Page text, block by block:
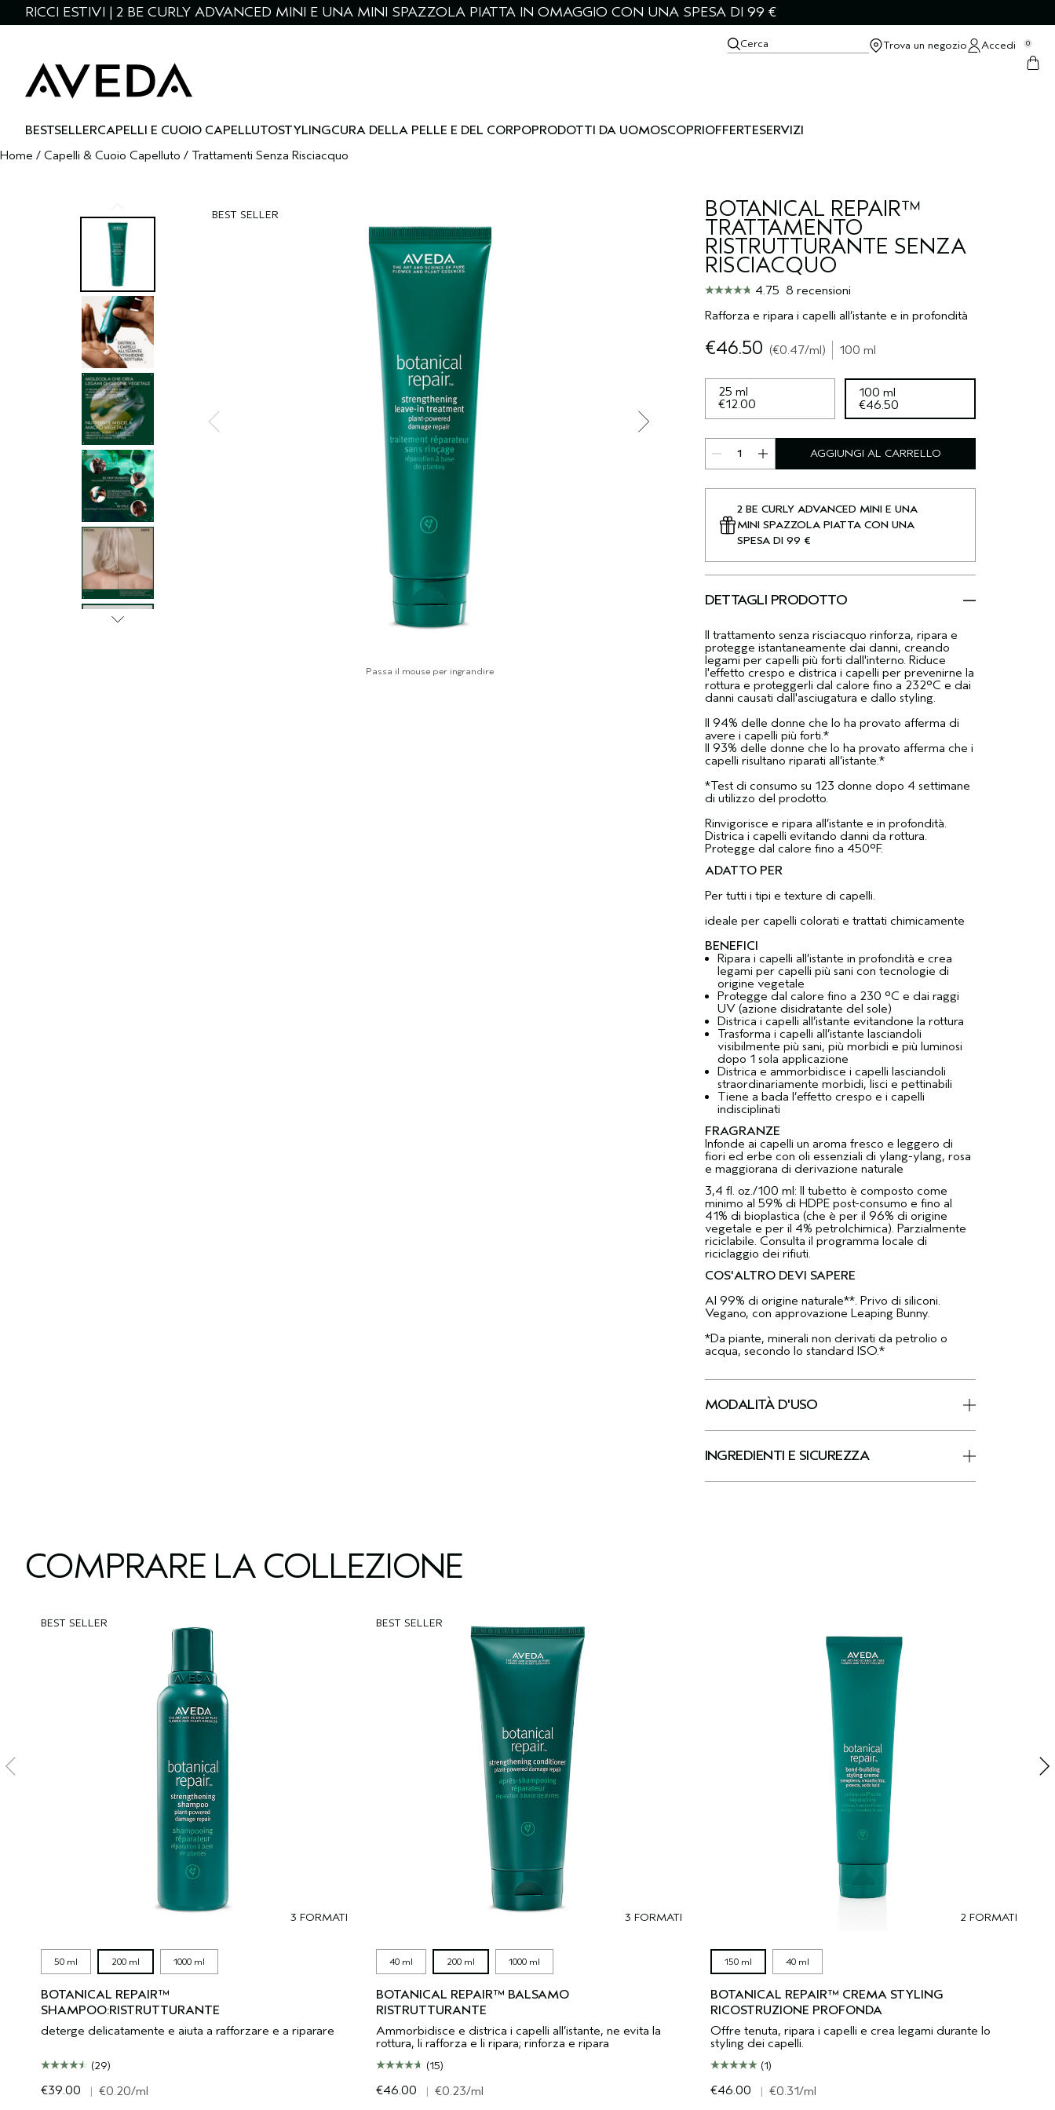
RICCI ESTIVI | 2 BE CURLY ADVANCED MINI E UNA MINI SPAZZOLA PIATTA IN OMAGGIO CON UNA SPESA DI 99 €
Cerca Trova un negozio Accedi 0
BESTSELLERCAPELLI E CUOIO CAPELLUTOSTYLINGCURA DELLA PELLE E DEL CORPOPRODOTTI DA UOMOSCOPRIOFFERTESERVIZI
Home / Capelli & Cuoio Capelluto / Trattamenti Senza Risciacquo
BOTANICAL REPAIR™
TRATTAMENTO
RISTRUTTURANTE SENZA
RISCIACQUO
4.75 8 recensioni
Rafforza e ripara i capelli all’istante e in profondità
BEST SELLER
Passa il mouse per ingrandire
€46.50 €0.47/ml 100 ml
25 ml
€12.00
100 ml
€46.50
AGGIUNGI AL CARRELLO
2 BE CURLY ADVANCED MINI E UNA
MINI SPAZZOLA PIATTA CON UNA
SPESA DI 99 €
DETTAGLI PRODOTTO
Il trattamento senza risciacquo rinforza, ripara e
protegge istantaneamente dai danni, creando
legami per capelli più forti dall'interno. Riduce
l'effetto crespo e districa i capelli per prevenirne la
rottura e proteggerli dal calore fino a 232°C e dai
danni causati dall'asciugatura e dallo styling.
Il 94% delle donne che lo ha provato afferma di
avere i capelli più forti.*
Il 93% delle donne che lo ha provato afferma che i
capelli risultano riparati all’istante.*
*Test di consumo su 123 donne dopo 4 settimane
di utilizzo del prodotto.
Rinvigorisce e ripara all’istante e in profondità.
Districa i capelli evitando danni da rottura.
Protegge dal calore fino a 450°F.
ADATTO PER
Per tutti i tipi e texture di capelli.
ideale per capelli colorati e trattati chimicamente
BENEFICI
Ripara i capelli all’istante in profondità e crea
legami per capelli più sani​ con tecnologie di
origine vegetale
Protegge dal calore fino a 230 °C e dai raggi
UV (azione disidratante del sole)
Districa i capelli all’istante evitandone la rottura
Trasforma i capelli all’istante lasciandoli
visibilmente più sani, più morbidi e più luminosi
dopo 1 sola applicazione​
Districa e ammorbidisce i capelli lasciandoli
straordinariamente morbidi, lisci e pettinabili​
Tiene a bada l’effetto crespo e i capelli
indisciplinati​
FRAGRANZE
Infonde ai capelli un aroma fresco e leggero di
fiori ed erbe con oli essenziali di ylang-ylang, rosa
e maggiorana di derivazione naturale
3,4 fl. oz./100 ml: Il tubetto è composto come
minimo al 59% di HDPE post-consumo e fino al
41% di bioplastica (che è per il 96% di origine
vegetale e per il 4% petrolchimica). Parzialmente
riciclabile. Consulta il programma locale di
riciclaggio dei rifiuti.
COS'ALTRO DEVI SAPERE
Al 99% di origine naturale**. Privo di siliconi.
Vegano, con approvazione Leaping Bunny.
*Da piante, minerali non derivati da petrolio o
acqua, secondo lo standard ISO.*
MODALITÀ D'USO
INGREDIENTI E SICUREZZA
COMPRARE LA COLLEZIONE
BEST SELLER
3 FORMATI
50 ml 200 ml 1000 ml
BOTANICAL REPAIR™
SHAMPOO:RISTRUTTURANTE
deterge delicatamente e aiuta a rafforzare e a riparare
(29)
€39.00 | €0.20/ml
BEST SELLER
3 FORMATI
40 ml 200 ml 1000 ml
BOTANICAL REPAIR™ BALSAMO
RISTRUTTURANTE
Ammorbidisce e districa i capelli all’istante, ne evita la
rottura, li rafforza e li ripara; rinforza e ripara
(15)
€46.00 | €0.23/ml
2 FORMATI
150 ml 40 ml
BOTANICAL REPAIR™ CREMA STYLING
RICOSTRUZIONE PROFONDA
Offre tenuta, ripara i capelli e crea legami durante lo
styling dei capelli.
(1)
€46.00 | €0.31/ml